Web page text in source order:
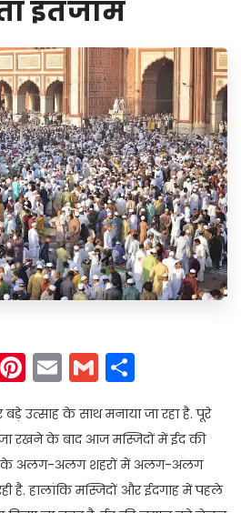
इंतजाम
Pinterest
EmailGmail
उत्साह के साथ मनाया जा रहा है. पूरे
रखने के बाद आज मस्जिदों में ईद की
के अलग-अलग शहरों में अलग-अलग
है. हालांकि मस्जिदों और ईदगाह में पहले